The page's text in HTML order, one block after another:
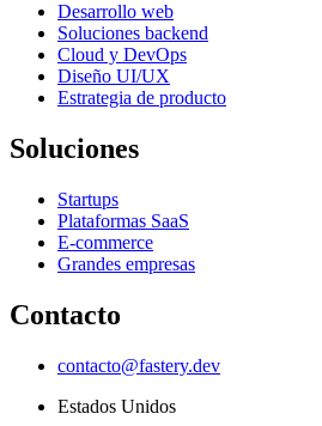
Desarrollo web
Soluciones backend
Cloud y DevOps
Diseño UI/UX
Estrategia de producto
Soluciones
Startups
Plataformas SaaS
E-commerce
Grandes empresas
Contacto
contacto@fastery.dev
Estados Unidos